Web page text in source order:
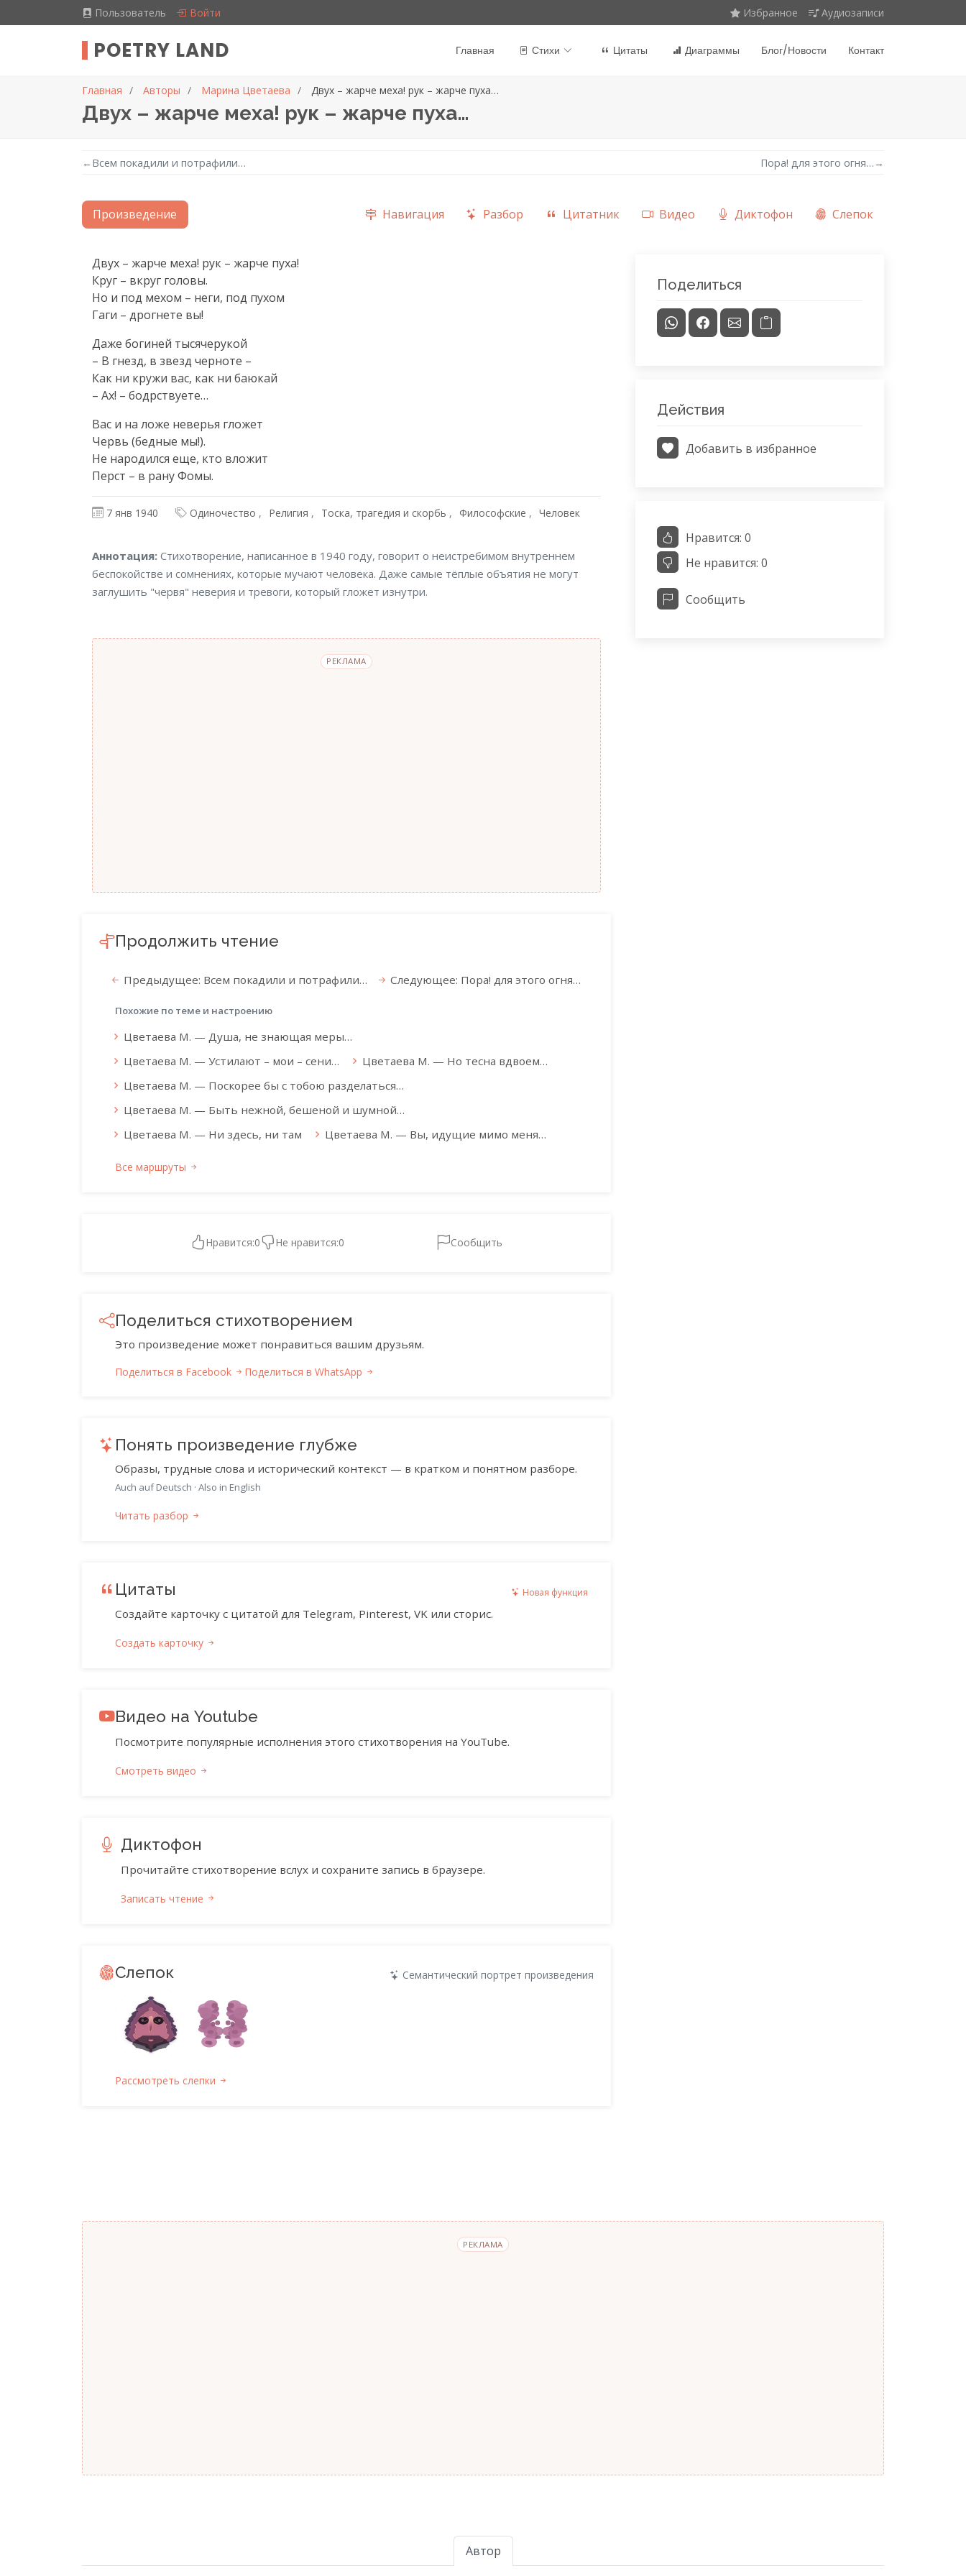
Пользователь Войти Избранное Аудиозаписи
POETRY LAND Главная Стихи Цитаты Диаграммы Блог/Новости Контакт
Главная Авторы Марина Цветаева Двух – жарче меха! рук – жарче пуха…
Двух – жарче меха! рук – жарче пуха…
← Всем покадили и потрафили… Пора! для этого огня… →
Произведение Навигация Разбор Цитатник Видео Диктофон Слепок
Текст произведения
Двух – жарче меха! рук – жарче пуха!
Круг – вкруг головы.
Но и под мехом – неги, под пухом
Гаги – дрогнете вы!
Даже богиней тысячерукой
– В гнезд, в звезд черноте –
Как ни кружи вас, как ни баюкай
– Ах! – бодрствуете…
Вас и на ложе неверья гложет
Червь (бедные мы!).
Не народился еще, кто вложит
Перст – в рану Фомы.
7 янв 1940 Одиночество Религия Тоска, трагедия и скорбь Философские Человек
Аннотация
Аннотация:Стихотворение, написанное в 1940 году, говорит о неистребимом внутреннем
беспокойстве и сомнениях, которые мучают человека. Даже самые тёплые объятия не могут
заглушить "червя" неверия и тревоги, который гложет изнутри.
РЕКЛАМА
Продолжить чтение
Предыдущее: Всем покадили и потрафили… Следующее: Пора! для этого огня…
Похожие по теме и настроению
Цветаева М. — Душа, не знающая меры…
Цветаева М. — Устилают – мои – сени…
Цветаева М. — Но тесна вдвоем…
Цветаева М. — Поскорее бы с тобою разделаться…
Цветаева М. — Быть нежной, бешеной и шумной…
Цветаева М. — Ни здесь, ни там
Цветаева М. — Вы, идущие мимо меня…
Все маршруты
Нравится:0 Не нравится:0 Сообщить
Поделиться стихотворением
Это произведение может понравиться вашим друзьям.
Поделиться в Facebook Поделиться в WhatsApp
Понять произведение глубже
Образы, трудные слова и исторический контекст — в кратком и понятном разборе.
Auch auf Deutsch · Also in English
Читать разбор
Цитаты Новая функция
Создайте карточку с цитатой для Telegram, Pinterest, VK или сторис.
Создать карточку
Видео на Youtube
Посмотрите популярные исполнения этого стихотворения на YouTube.
Смотреть видео
Диктофон
Прочитайте стихотворение вслух и сохраните запись в браузере.
Записать чтение
Слепок Семантический портрет произведения
Рассмотреть слепки
Поделиться
Действия
Добавить в избранное
Нравится: 0
Не нравится: 0
Сообщить
РЕКЛАМА
Автор